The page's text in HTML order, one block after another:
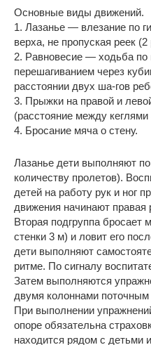
Основные виды движений.
1. Лазанье — влезание по
верха, не пропуская реек (2
2. Равновесие — ходьба по
перешагиванием через
расстоянии двух ша-гов
3. Прыжки на правой и
(расстояние между
4. Бросание мяча о стену.
Лазанье дети выполняют
количеству пролетов).
детей на работу рук и ног
движения начинают правая
Вторая подгруппа бросает
стенки 3 м) и ловит его
дети выполняют
ритме. По сигналу
Затем выполняются
двумя колоннами
При выполнении
опоре обязательна
находится рядом с детьми